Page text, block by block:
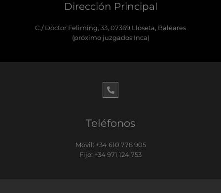
Dirección Principal
C./ Doctor Feliming, 33, 07369 Lloseta, Baleares
(próximo juzgados Inca)
Teléfonos
Móvil: +34 610 778 905
Fijo: +34 971 124 753